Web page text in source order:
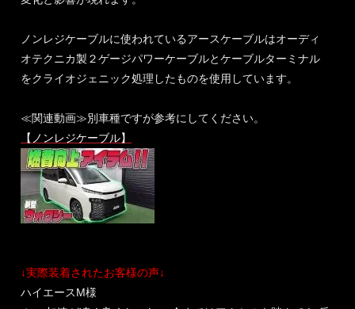
ノンレジケーブルに使われているアースケーブルはオーディ
オテクニカ製２ゲージパワーケーブルとケーブルターミナル
をクライオジェニック処理したものを使用しています。
≪関連動画≫別車種ですが参考にしてください。
【ノンレジケーブル】
↓実際装着されたお客様の声↓
ハイエースM様